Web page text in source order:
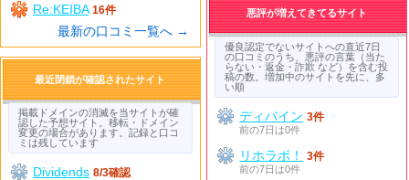
Re:KEIBA 16件
最新の口コミ一覧へ →
悪評が増えてきてるサイト
優良認定でないサイトへの直近7日
の口コミのうち、悪評の言葉（当た
らない・返金・詐欺 など）を含む投
稿の数。増加中のサイトを先に、多
い順
ディバイン 3件
前の7日は0件
リホラボ！
3件
前の7日は0件
最近閉鎖が確認されたサイト
掲載ドメインの消滅を当サイトが確
認した予想サイト。移転・ドメイン
変更の場合があります。記録と口コ
ミは残しています
Dividends 8/3確認